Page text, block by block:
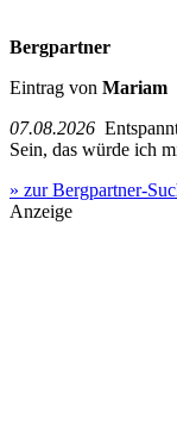
Bergpartner
Eintrag von Mariam
07.08.2026
Sein, das würde ich
» zur Bergpartner-
Anzeige